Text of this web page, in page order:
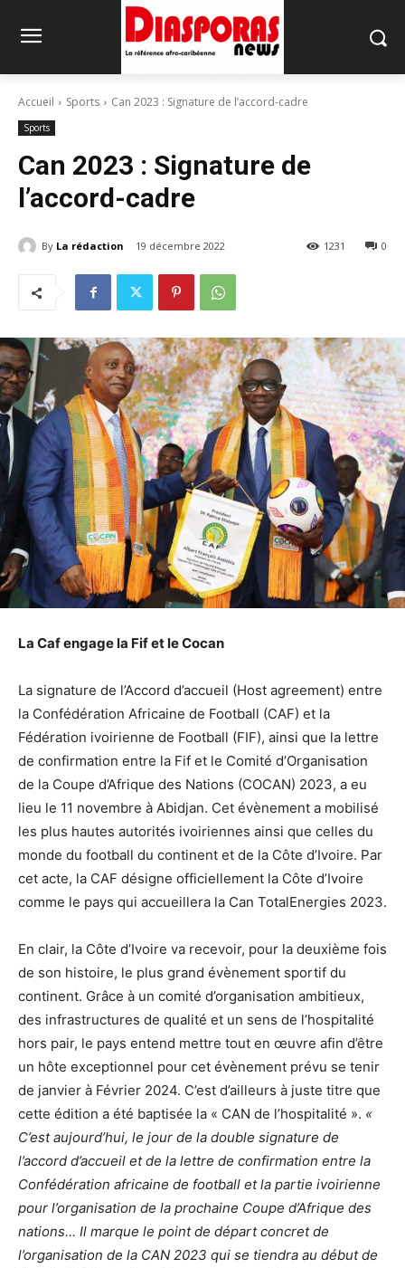
Accueil Sports Can 2023 : Signature de l’accord-cadre
Sports
Can 2023 : Signature de
l’accord-cadre
By La rédaction 19 décembre 2022 0
1231
La Caf engage la Fif et le Cocan
La signature de l’Accord d’accueil (Host agreement) entre
la Confédération Africaine de Football (CAF) et la
Fédération ivoirienne de Football (FIF), ainsi que la lettre
de confirmation entre la Fif et le Comité d’Organisation
de la Coupe d’Afrique des Nations (COCAN) 2023, a eu
lieu le 11 novembre à Abidjan. Cet évènement a mobilisé
les plus hautes autorités ivoiriennes ainsi que celles du
monde du football du continent et de la Côte d’Ivoire. Par
cet acte, la CAF désigne officiellement la Côte d’Ivoire
comme le pays qui accueillera la Can TotalEnergies 2023.
En clair, la Côte d’Ivoire va recevoir, pour la deuxième fois
de son histoire, le plus grand évènement sportif du
continent. Grâce à un comité d’organisation ambitieux,
des infrastructures de qualité et un sens de l’hospitalité
hors pair, le pays entend mettre tout en œuvre afin d’être
un hôte exceptionnel pour cet évènement prévu se tenir
de janvier à Février 2024. C’est d’ailleurs à juste titre que
cette édition a été baptisée la « CAN de l’hospitalité ». «
C’est aujourd’hui, le jour de la double signature de
l’accord d’accueil et de la lettre de confirmation entre la
Confédération africaine de football et la partie ivoirienne
pour l’organisation de la prochaine Coupe d’Afrique des
nations… Il marque le point de départ concret de
l’organisation de la CAN 2023 qui se tiendra au début de